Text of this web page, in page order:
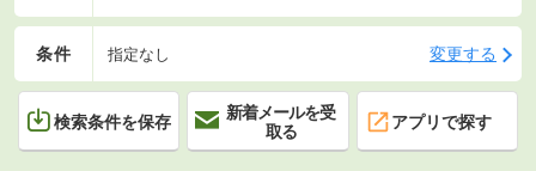
条件 指定なし 変更する
検索条件を保存
新着メールを受
取る
アプリで探す